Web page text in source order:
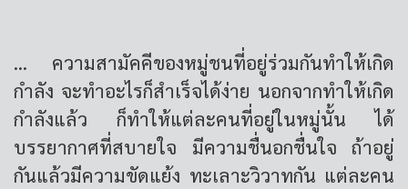
... ความสามัคคีของหมู่ชนที่อยู่ร่วมกันทำให้เกิด
กำลัง จะทำอะไรก็สำเร็จได้ง่าย นอกจากทำให้เกิด
กำลังแล้ว ก็ทำให้แต่ละคนที่อยู่ในหมู่นั้น ได้
บรรยากาศที่สบายใจ มีความชื่นอกชื่นใจ ถ้าอยู่
กันแล้วมีความขัดแย้ง ทะเลาะวิวาทกัน แต่ละคน